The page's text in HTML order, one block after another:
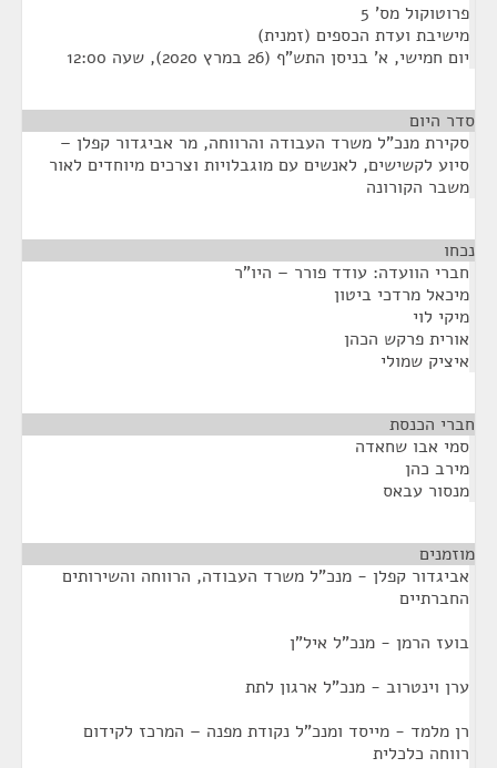
פרוטוקול מס' 5
מישיבת ועדת הכספים (זמנית)
יום חמישי, א' בניסן התש"ף (26 במרץ 2020), שעה 12:00
סדר היום
סקירת מנכ"ל משרד העבודה והרווחה, מר אביגדור קפלן –
סיוע לקשישים, לאנשים עם מוגבלויות וצרכים מיוחדים לאור
משבר הקורונה
נכחו
חברי הוועדה: עודד פורר – היו"ר
מיכאל מרדכי ביטון
מיקי לוי
אורית פרקש הכהן
איציק שמולי
חברי הכנסת
סמי אבו שחאדה
מירב כהן
מנסור עבאס
מוזמנים
אביגדור קפלן - מנכ"ל משרד העבודה, הרווחה והשירותים
החברתיים
בועז הרמן - מנכ"ל איל"ן
ערן וינטרוב - מנכ"ל ארגון לתת
רן מלמד - מייסד ומנכ"ל נקודת מפנה – המרכז לקידום
רווחה כלכלית